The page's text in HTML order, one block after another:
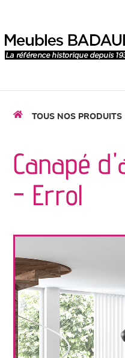
TOUS NOS PRODUITS
Canapé
- Errol